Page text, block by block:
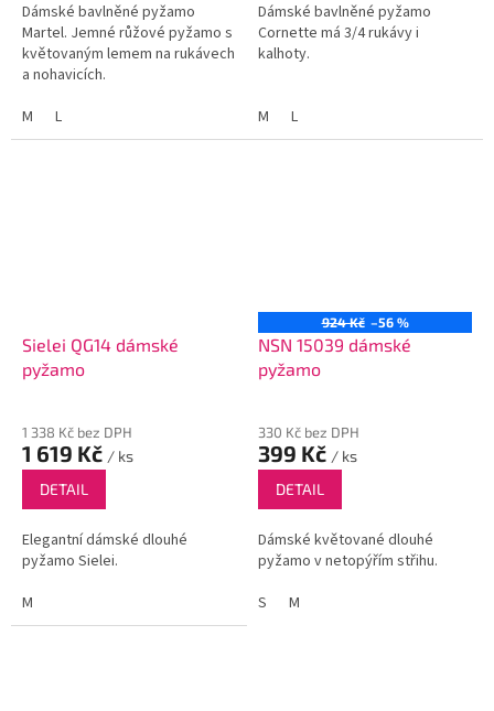
Dámské bavlněné pyžamo
Martel. Jemné růžové pyžamo s
květovaným lemem na rukávech
a nohavicích.
M
L
Dámské bavlněné pyžamo
Cornette má 3/4 rukávy i
kalhoty.
M L
Sielei QG14 dámské
pyžamo
1 338 Kč bez DPH
1 619 Kč / ks
DETAIL
Elegantní dámské dlouhé
pyžamo Sielei.
M
924 Kč –56 %
NSN 15039 dámské
pyžamo
330 Kč bez DPH
399 Kč / ks
DETAIL
Dámské květované dlouhé
pyžamo v netopýřím střihu.
S
M